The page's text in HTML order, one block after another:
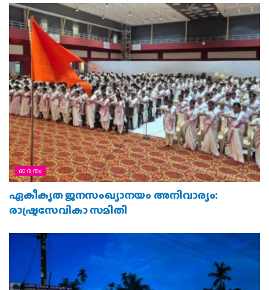
ഭാരതം
ഏകീകൃത ജനസംഖ്യാനയം അനിവാര്യം:
രാഷ്ട്രസേവികാ സമിതി